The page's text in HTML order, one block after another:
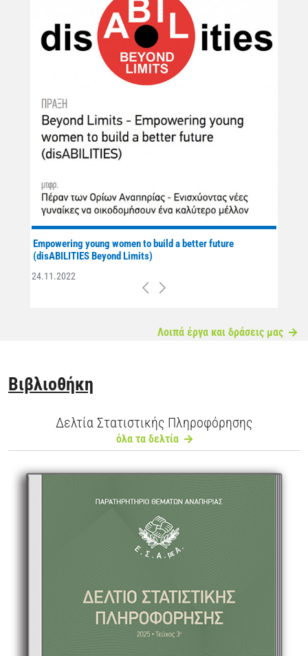
Empowering young women to build a better future
(disABILITIES Beyond Limits)
24.11.2022
Previous
Next
Λοιπά έργα και δράσεις μας
Βιβλιοθήκη
Δελτία Στατιστικής Πληροφόρησης
όλα τα δελτία